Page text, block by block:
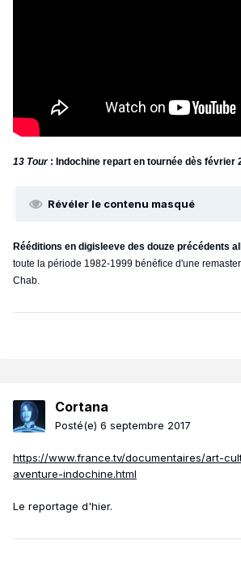
13 Tour: Indochine repart en tournée dès février
Révéler le contenu masqué
Rééditions en digisleeve des douze précédents
toute la période 1982-1999 bénéfice d'une
Chab.
Cortana
Posté(e) 6 septembre 2017
https://www.france.tv/documentaires/art-
aventure-indochine.html
Le reportage d'hier.